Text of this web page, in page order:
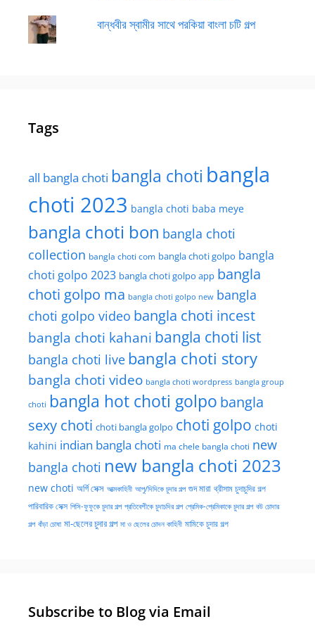
বান্ধবীর স্বামীর সাথে পরকিয়া বাংলা চটি গল্প
Tags
all bangla choti bangla choti bangla
choti 2023 bangla choti baba meye
bangla choti bon bangla choti
collection bangla choti com bangla choti golpo bangla
choti golpo 2023 bangla choti golpo app bangla
choti golpo ma bangla choti golpo new bangla
choti golpo video bangla choti incest
bangla choti kahani bangla choti list
bangla choti live bangla choti story
bangla choti video bangla choti wordpress bangla group
choti bangla hot choti golpo bangla
sexy choti choti bangla golpo choti golpo choti
kahini indian bangla choti ma chele bangla choti new
bangla choti new bangla choti 2023
new choti অর্গি সেক্স আত্মকাহিনী আপু/দিদিকে চুদার গল্প গুদ মারা থ্রীসাম চুদাচুদির গল্প
পারিবারিক সেক্স পিসি-ফুফুকে চুদার গল্প প্রতিবেশীকে চুদাচদির গল্প প্রেমিক-প্রেমিকাকে চুদার গল্প বউ চোদার
গল্প বাঁড়া চোষা মা-ছেলের চুদার গল্প মা ও ছেলের চোদন কাহিনী মামিকে চুদার গল্প
Subscribe to Blog via Email